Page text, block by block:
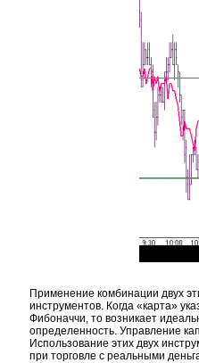
Применение комбинации двух
инструментов. Когда «карта»
Фибоначчи, то возникает
определенность. Управление
Использование этих двух
при торговле с реальными